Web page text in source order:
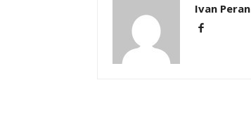
Ivan Peran